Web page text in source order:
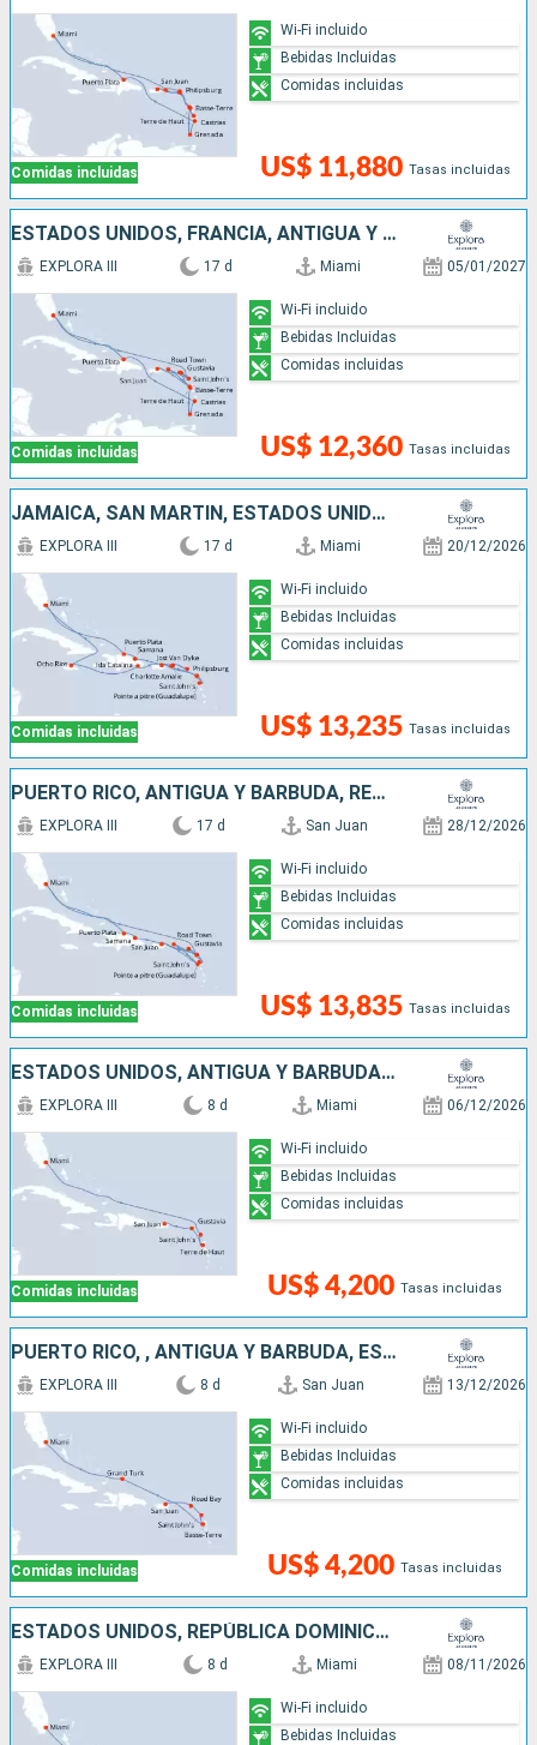
Comidas incluidas US$ 11,880 Tasas incluidas
Wi-Fi incluido
Bebidas Incluidas
Comidas incluidas
ESTADOS UNIDOS, FRANCIA, ANTIGUA Y BARBUDA, PUERTO RICO, SAN MARTÍN, GRENADA, SANTA LUCIA, REPÚBLICA DOMINICANA
Comidas incluidas
EXPLORA III 17 d Miami 05/01/2027
US$ 12,360 Tasas incluidas
Wi-Fi incluido
Bebidas Incluidas
Comidas incluidas
JAMAICA, SAN MARTÍN, ESTADOS UNIDOS, PUERTO RICO, ANTIGUA Y BARBUDA, REPÚBLICA DOMINICANA
Comidas incluidas
EXPLORA III 17 d Miami 20/12/2026
US$ 13,235 Tasas incluidas
Wi-Fi incluido
Bebidas Incluidas
Comidas incluidas
PUERTO RICO, ANTIGUA Y BARBUDA, REPÚBLICA DOMINICANA, ESTADOS UNIDOS, FRANCIA
Comidas incluidas
EXPLORA III 17 d San Juan 28/12/2026
US$ 13,835 Tasas incluidas
Wi-Fi incluido
Bebidas Incluidas
Comidas incluidas
ESTADOS UNIDOS, ANTIGUA Y BARBUDA, FRANCIA, PUERTO RICO
Comidas incluidas
EXPLORA III 8 d Miami 06/12/2026
US$ 4,200 Tasas incluidas
Wi-Fi incluido
Bebidas Incluidas
Comidas incluidas
PUERTO RICO, , ANTIGUA Y BARBUDA, ESTADOS UNIDOS
Comidas incluidas
EXPLORA III 8 d San Juan 13/12/2026
US$ 4,200 Tasas incluidas
Wi-Fi incluido
Bebidas Incluidas
Comidas incluidas
ESTADOS UNIDOS, REPÚBLICA DOMINICANA, FRANCIA, PUERTO RICO
EXPLORA III 8 d Miami 08/11/2026
Wi-Fi incluido
Bebidas Incluidas